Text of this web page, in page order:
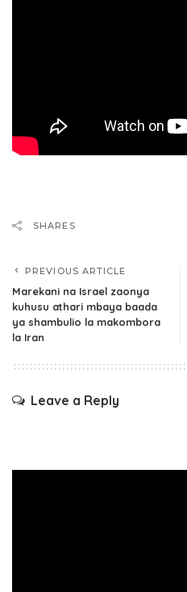
SHARES
PREVIOUS ARTICLE
Marekani na Israel zaonya
kuhusu athari mbaya baada
ya shambulio la makombora
la Iran
Leave a Reply